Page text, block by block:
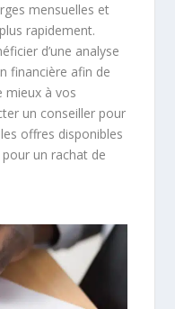
mensuelles et
rapidement.
d’une analyse
financière afin de
mieux à vos
un conseiller pour
offres disponibles
un rachat de